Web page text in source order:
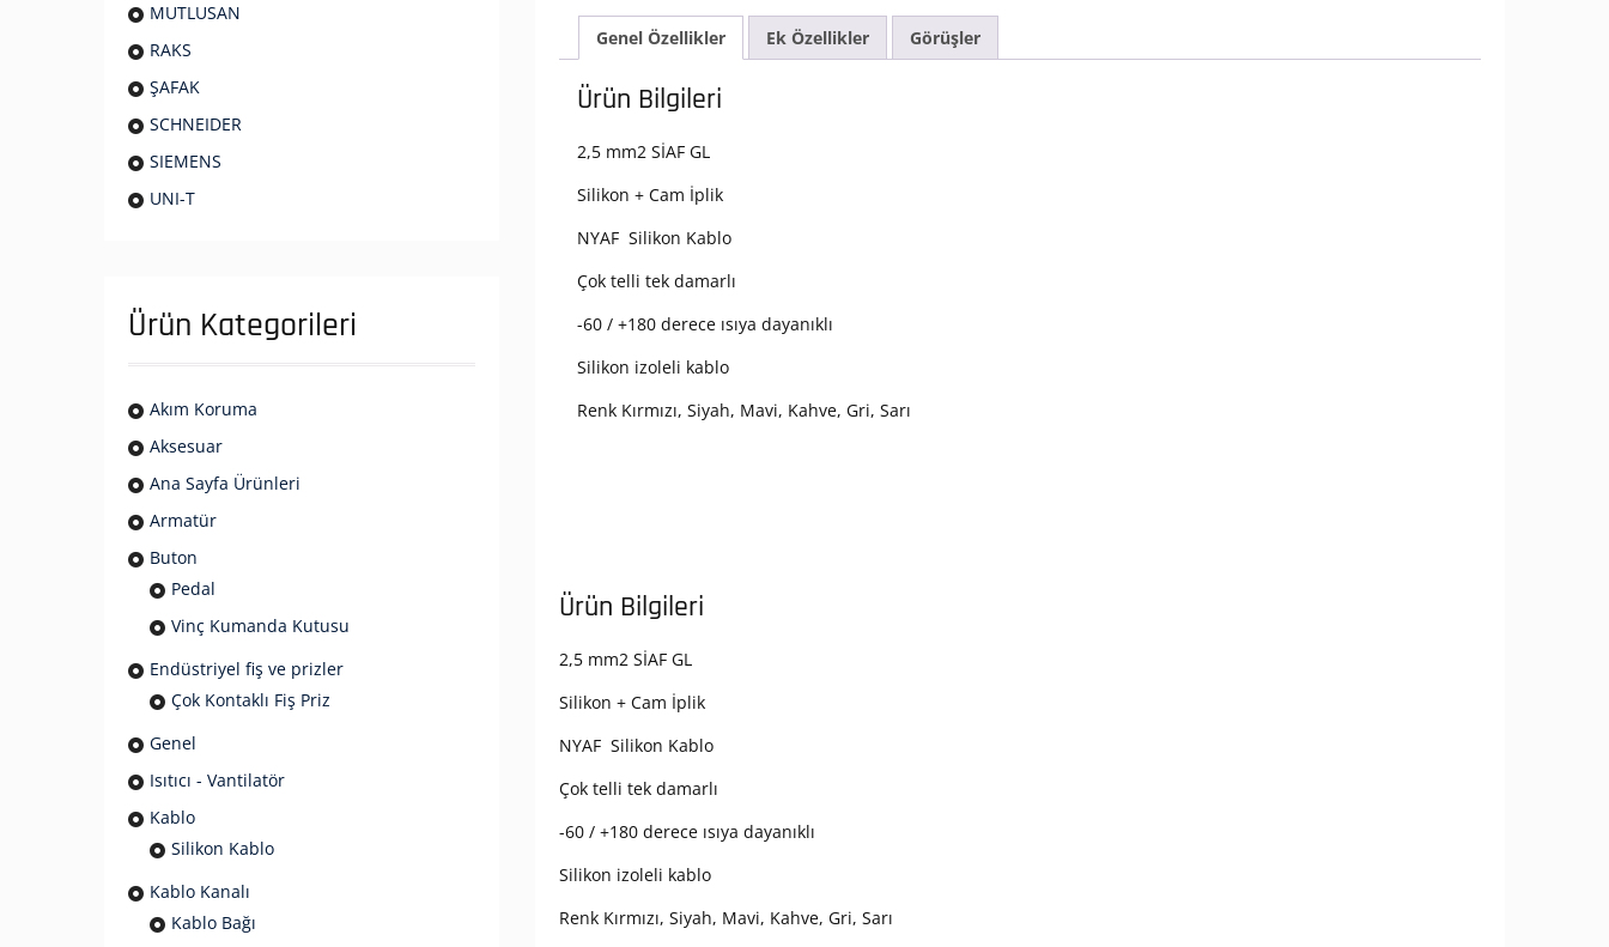
adet
Genel Özellikler Ek Özellikler Görüşler
Ürün Bilgileri
2,5 mm2 SİAF GL
Silikon + Cam İplik
NYAF Silikon Kablo
Çok telli tek damarlı
-60 / +180 derece ısıya dayanıklı
Silikon izoleli kablo
Renk Kırmızı, Siyah, Mavi, Kahve, Gri, Sarı
Ürün Bilgileri
2,5 mm2 SİAF GL
Silikon + Cam İplik
NYAF Silikon Kablo
Çok telli tek damarlı
-60 / +180 derece ısıya dayanıklı
Silikon izoleli kablo
Renk Kırmızı, Siyah, Mavi, Kahve, Gri, Sarı
MUTLUSAN
RAKS
ŞAFAK
SCHNEIDER
SIEMENS
UNI-T
Ürün Kategorileri
Akım Koruma
Aksesuar
Ana Sayfa Ürünleri
Armatür
Buton
Pedal
Vinç Kumanda Kutusu
Endüstriyel fiş ve prizler
Çok Kontaklı Fiş Priz
Genel
Isıtıcı - Vantilatör
Kablo
Silikon Kablo
Kablo Kanalı
Kablo Bağı